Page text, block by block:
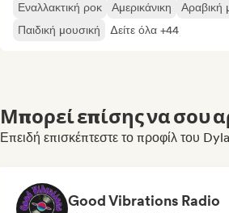
Εναλλακτική ροκ Αμερικάνικη Αραβική
Παιδική μουσική
Δείτε όλα +44
Μπορεί επίσης να σου
Επειδή επισκέπτεστε το προφίλ του
Good Vibrations Radio